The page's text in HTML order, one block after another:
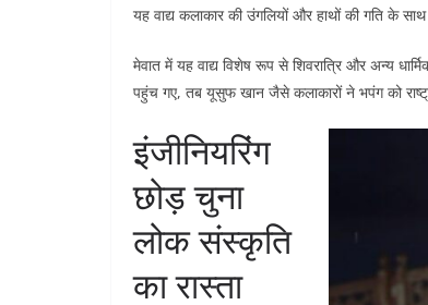
यह वाद्य कलाकार की उंगलियों और हाथों की गति के
मेवात में यह वाद्य विशेष रूप से शिवरात्रि और अन्य
पहुंच गए, तब यूसुफ खान जैसे कलाकारों ने भपंग को
इंजीनियरिंग
छोड़ चुना
लोक संस्कृति
का रास्ता